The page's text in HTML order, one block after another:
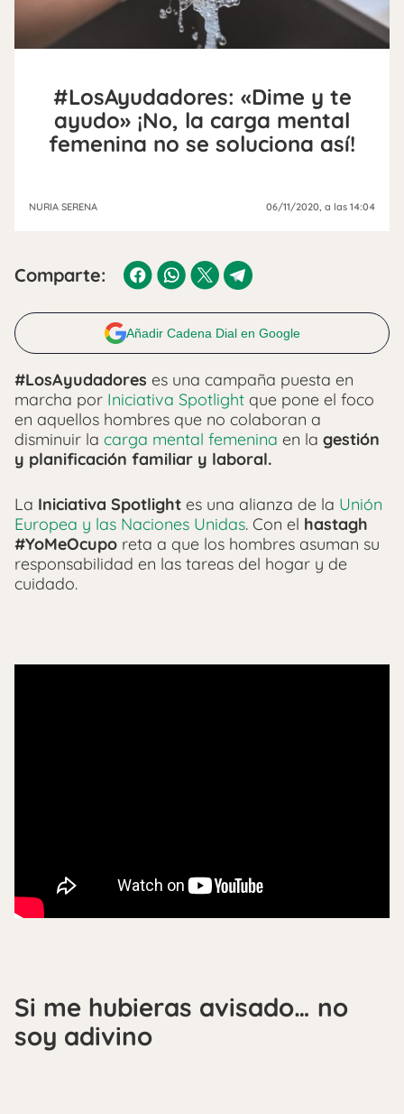
#LosAyudadores: «Dime y te
ayudo» ¡No, la carga mental
femenina no se soluciona así!
NURIA SERENA 06/11/2020 , a las 14:04
Comparte:
Añadir Cadena Dial en Google
#LosAyudadores es una campaña puesta en
marcha por Iniciativa Spotlight que pone el foco
en aquellos hombres que no colaboran a
disminuir la carga mental femenina en la gestión
y planificación familiar y laboral.
La Iniciativa Spotlight es una alianza de la Unión
Europea y las Naciones Unidas. Con el hastagh
#YoMeOcupo reta a que los hombres asuman su
responsabilidad en las tareas del hogar y de
cuidado.
Si me hubieras avisado… no
soy adivino